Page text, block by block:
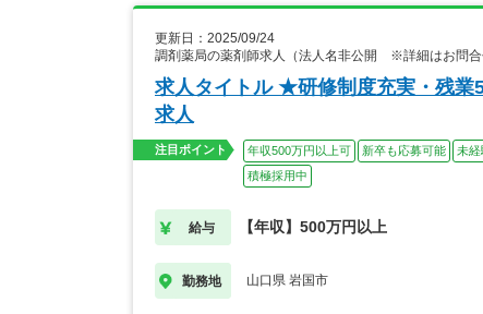
更新日：2025/09/24
調剤薬局の薬剤師求人（法人名非公開 ※詳細はお問合
求人タイトル ★研修制度充実・残
求人
注目ポイント 年収500万円以上可 新卒も応募可能 未経
積極採用中
給与 【年収】500万円以上
勤務地 山口県 岩国市